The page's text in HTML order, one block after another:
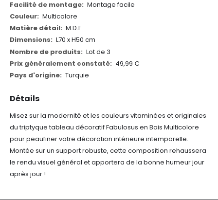
Détails
Misez sur la modernité et les couleurs vitaminées et originales
du triptyque tableau décoratif Fabulosus en Bois Multicolore
pour peaufiner votre décoration intérieure intemporelle.
Montée sur un support robuste, cette composition rehaussera
le rendu visuel général et apportera de la bonne humeur jour
après jour !
d'informations
Montage facile
Multicolore
M.D.F
L70 x H50 cm
Lot de 3
49,99 €
Turquie